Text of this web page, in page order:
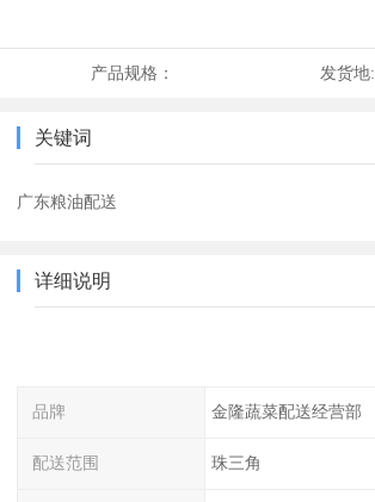
产品规格： 发货地:
关键词
广东粮油配送
详细说明
品牌 金隆蔬菜配送经营部
配送范围 珠三角